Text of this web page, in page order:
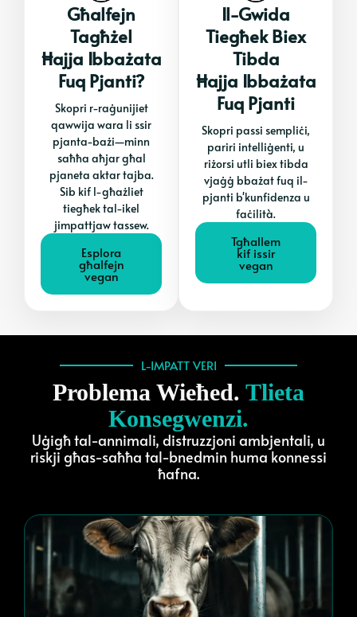
Għalfejn
Tagħżel
Ħajja Ibbażata
Fuq Pjanti?
Skopri r-raġunijiet
qawwija wara li ssir
pjanta-bażi—minn
saħħa aħjar għal
pjaneta aktar tajba.
Sib kif l-għażliet
tiegħek tal-ikel
jimpattjaw tassew.
Esplora
għalfejn
vegan
Il-Gwida
Tiegħek Biex
Tibda
Ħajja Ibbażata
Fuq Pjanti
Skopri passi sempliċi,
pariri intelliġenti, u
riżorsi utli biex tibda
vjaġġ bbażat fuq il-
pjanti b'kunfidenza u
faċilità.
Tgħallem
kif issir
vegan
L-IMPATT VERI
Problema Wieħed. Tlieta
Konsegwenzi.
Uġigħ tal-annimali, distruzzjoni ambjentali, u
riskji għas-saħħa tal-bnedmin huma konnessi
ħafna.